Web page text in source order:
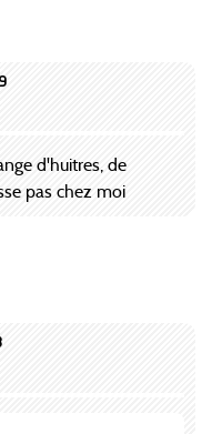
d'huitres, de
pas chez moi